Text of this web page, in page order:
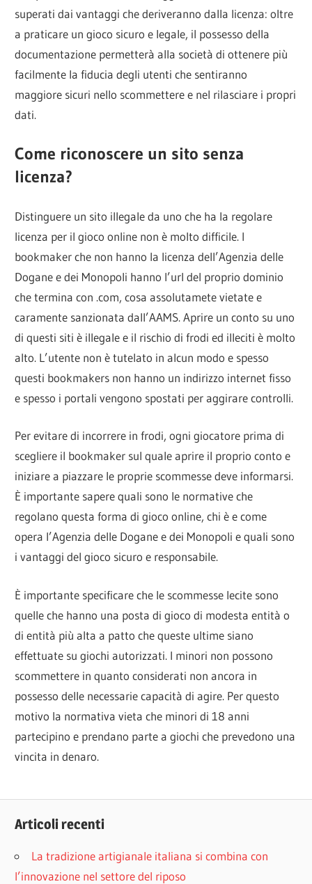
superati dai vantaggi che deriveranno dalla licenza: oltre
a praticare un gioco sicuro e legale, il possesso della
documentazione permetterà alla società di ottenere più
facilmente la fiducia degli utenti che sentiranno
maggiore sicuri nello scommettere e nel rilasciare i propri
dati.
Come riconoscere un sito senza
licenza?
Distinguere un sito illegale da uno che ha la regolare
licenza per il gioco online non è molto difficile. I
bookmaker che non hanno la licenza dell’Agenzia delle
Dogane e dei Monopoli hanno l’url del proprio dominio
che termina con .com, cosa assolutamete vietate e
caramente sanzionata dall’AAMS. Aprire un conto su uno
di questi siti è illegale e il rischio di frodi ed illeciti è molto
alto. L’utente non è tutelato in alcun modo e spesso
questi bookmakers non hanno un indirizzo internet fisso
e spesso i portali vengono spostati per aggirare controlli.
Per evitare di incorrere in frodi, ogni giocatore prima di
scegliere il bookmaker sul quale aprire il proprio conto e
iniziare a piazzare le proprie scommesse deve informarsi.
È importante sapere quali sono le normative che
regolano questa forma di gioco online, chi è e come
opera l’Agenzia delle Dogane e dei Monopoli e quali sono
i vantaggi del gioco sicuro e responsabile.
È importante specificare che le scommesse lecite sono
quelle che hanno una posta di gioco di modesta entità o
di entità più alta a patto che queste ultime siano
effettuate su giochi autorizzati. I minori non possono
scommettere in quanto considerati non ancora in
possesso delle necessarie capacità di agire. Per questo
motivo la normativa vieta che minori di 18 anni
partecipino e prendano parte a giochi che prevedono una
vincita in denaro.
Articoli recenti
La tradizione artigianale italiana si combina con
l’innovazione nel settore del riposo